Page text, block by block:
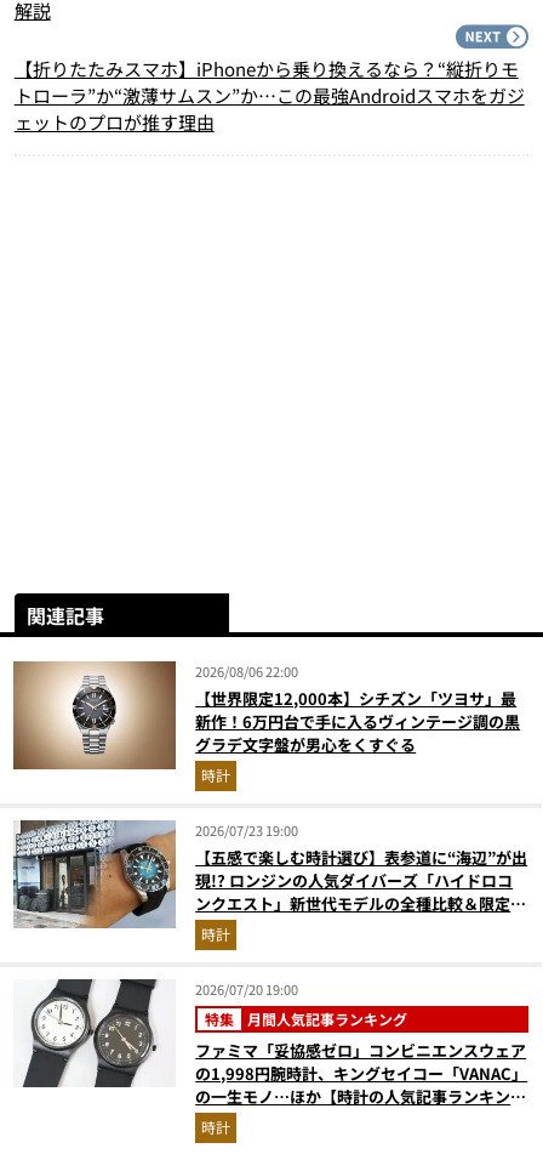
解説
【折りたたみスマホ】iPhoneから乗り換えるなら？“縦折りモ
トローラ”か“激薄サムスン”か…この最強Androidスマホをガジ
ェットのプロが推す理由
関連記事
2026/08/06 22:00
【世界限定12,000本】シチズン「ツヨサ」最
新作！6万円台で手に入るヴィンテージ調の黒
グラデ文字盤が男心をくすぐる
時計
2026/07/23 19:00
【五感で楽しむ時計選び】表参道に“海辺”が出
現!? ロンジンの人気ダイバーズ「ハイドロコ
ンクエスト」新世代モデルの全種比較＆限定品
が揃う激アツ空間へ！
時計
2026/07/20 19:00
特集 月間人気記事ランキング
ファミマ「妥協感ゼロ」コンビニエンスウェア
の1,998円腕時計、キングセイコー「VANAC」
の一生モノ…ほか【時計の人気記事ランキング
ベスト3】（2026年6月版）
時計